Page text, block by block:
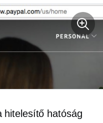
hitelesítő hatóság